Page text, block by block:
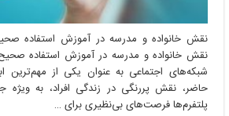
نقش خانواده و مدرسه در آموزش استفاده
نقش خانواده و مدرسه در آموزش استفاده
شبکه‌های اجتماعی به عنوان یکی از مهم‌ترین
حاضر، نقش پررنگی در زندگی افراد، به ویژه
پلتفرم‌ها فرصت‌های بی‌نظیری برای …